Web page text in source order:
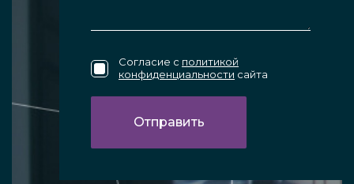
Согласие с политикой
конфиденциальности сайта